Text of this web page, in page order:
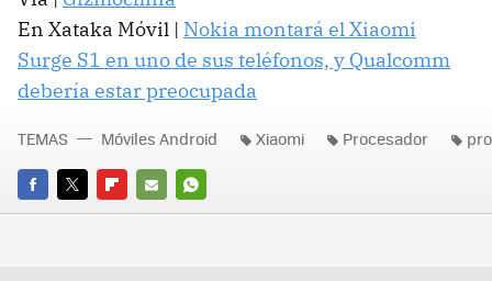
En Xataka Móvil | Nokia montará el Xiaomi
Surge S1 en uno de sus teléfonos, y Qualcomm
debería estar preocupada
FACEBOOK
TWITTERFLIPBOARD
E-
WHATSAPP
TEMAS Móviles Android Xiaomi Procesador